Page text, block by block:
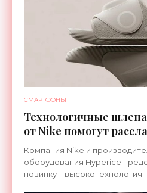
СМАРТФОНЫ
Технологичные
от Nike помогут
ноги после
Компания Nike и
оборудования Hyperice
новинку –